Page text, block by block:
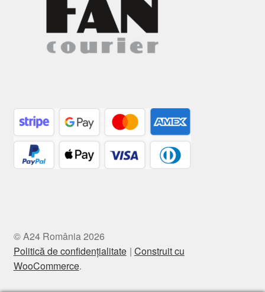
© A24 România 2026
Politică de confidențialitate Construit cu
WooCommerce.